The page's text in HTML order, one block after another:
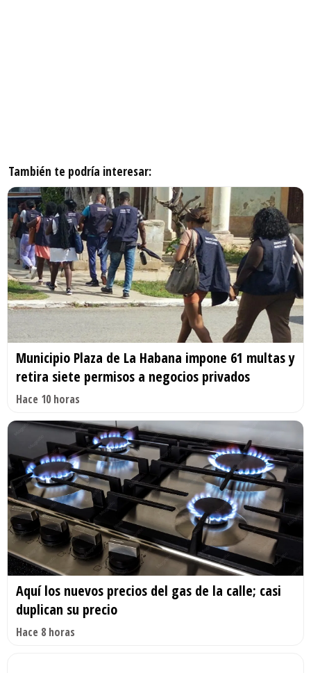
También te podría interesar:
Municipio Plaza de La Habana impone 61 multas y
retira siete permisos a negocios privados
Hace 10 horas
Aquí los nuevos precios del gas de la calle; casi
duplican su precio
Hace 8 horas